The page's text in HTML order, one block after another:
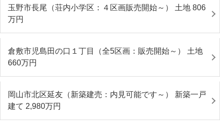
玉野市長尾（荘内小学区：４区画販売開始～） 土地 806
万円
倉敷市児島田の口１丁目（全5区画：販売開始～） 土地
660万円
岡山市北区延友（新築建売：内見可能です～） 新築一戸
建て 2,980万円